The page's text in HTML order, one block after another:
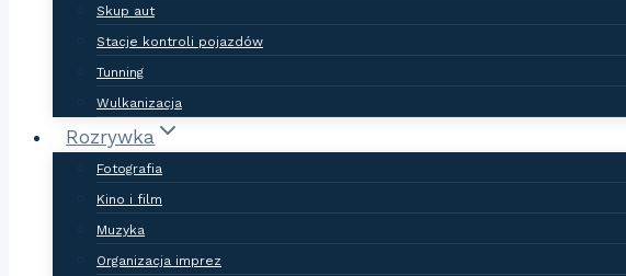
Skup aut
Stacje kontroli pojazdów
Tunning
Wulkanizacja
Rozrywka
Fotografia
Kino i film
Muzyka
Organizacja imprez